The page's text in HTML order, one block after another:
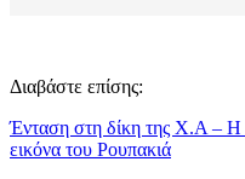
Διαβάστε επίσης:
Ένταση στη δίκη της Χ.Α –
εικόνα του Ρουπακιά